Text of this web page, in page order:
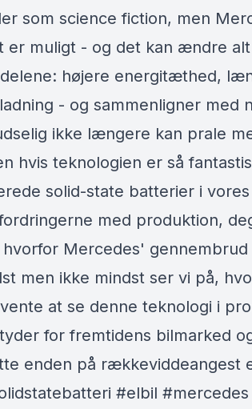
som science fiction, men
er muligt - og det kan ændre
højere energitæthed,
- og sammenligner med
ikke længere kan prale
hvis teknologien er så
solid-state batterier i
med produktion,
hvorfor Mercedes'
men ikke mindst ser vi på,
at se denne teknologi i
for fremtidens bilmarked
enden på rækkeviddeangest
#elbil